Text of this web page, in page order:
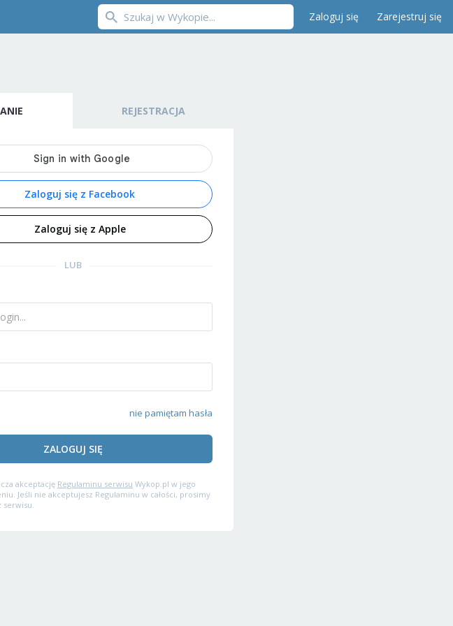
Zaloguj się Zarejestruj się
REJESTRACJA
Zaloguj się z Facebook
Zaloguj się z Apple
LUB
nie pamiętam hasła
ZALOGUJ SIĘ
akceptację Regulaminu serwisu Wykop.pl w jego
Jeśli nie akceptujesz Regulaminu w całości, prosimy
serwisu.